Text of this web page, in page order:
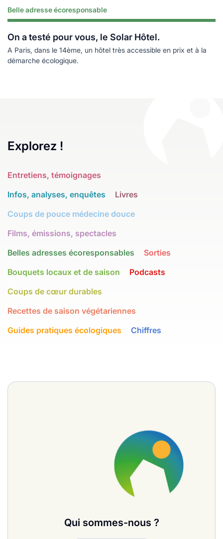
Belle adresse écoresponsable
On a testé pour vous, le Solar Hôtel.
A Paris, dans le 14ème, un hôtel très accessible en prix et à la
démarche écologique.
Lire plus
Explorez !
Entretiens, témoignages
Infos, analyses, enquêtes
Livres
Coups de pouce médecine douce
Films, émissions, spectacles
Belles adresses écoresponsables
Sorties
Bouquets locaux et de saison
Podcasts
Coups de cœur durables
Recettes de saison végétariennes
Guides pratiques écologiques
Chiffres
Qui sommes-nous ?